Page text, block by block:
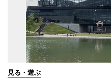
見る・遊ぶ